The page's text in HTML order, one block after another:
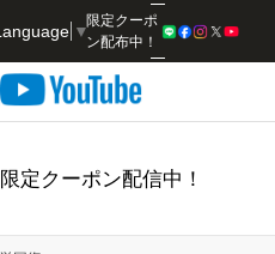
▼
限定クーポ
ン配布中！
定クーポン配信中！